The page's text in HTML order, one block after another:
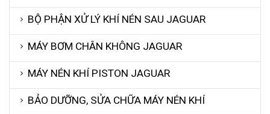
BỘ PHẬN XỬ LÝ KHÍ NÉN SAU JAGUAR
MÁY BƠM CHÂN KHÔNG JAGUAR
MÁY NÉN KHÍ PISTON JAGUAR
BẢO DƯỠNG, SỬA CHỮA MÁY NÉN KHÍ